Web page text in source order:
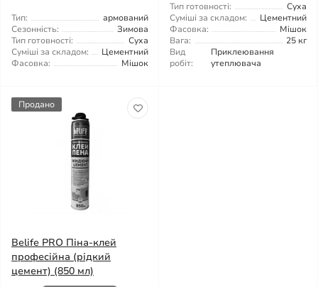
Тип:
армований
Сезонність:
Зимова
Тип готовності:
Суха
Суміші за складом:
Цементний
Фасовка:
Мішок
Тип готовності:
Суха
Суміші за складом:
Цементний
Фасовка:
Мішок
Вага:
25 кг
Вид
робіт:
Приклеювання
утеплювача
Продано
Belife PRO Піна-клей
професійна (рідкий
цемент) (850 мл)